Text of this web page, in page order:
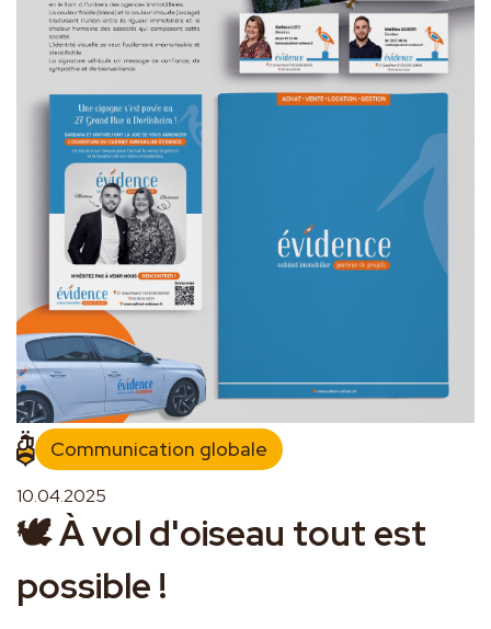
Communication globale
10.04.2025
🕊️ À vol d'oiseau tout est
possible !